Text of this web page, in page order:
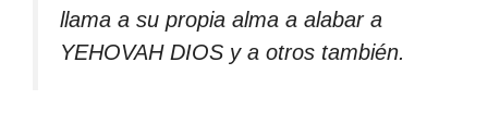
llama a su propia alma a alabar a
YEHOVAH DIOS y a otros también.